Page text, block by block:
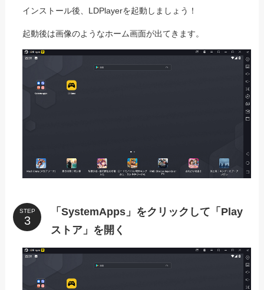
インストール後、LDPlayerを起動しましょう！
起動後は画像のようなホーム画面が出てきます。
STEP
「SystemApps」をクリックして「Play
ストア」を開く